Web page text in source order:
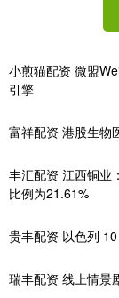
小煎猫配资 微盟
引擎
富祥配资 港股生物
丰汇配资 江西铜业
比例为21.61%
贵丰配资 以色列
瑞丰配资 线上情景